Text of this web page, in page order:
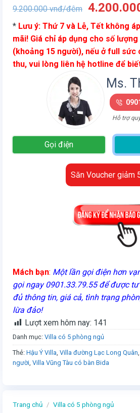
Trang chủ / Villa có 5 phòng ngủ
9.200.000vnđ/đêm
Giá
gốc
là:
vnđ/
đêm.
* Lưu ý: Thứ 7 và Lễ, Tết không
mãi! Giá chỉ áp dụng cho số
(khoảng 15 người), nếu ở full sức
thu, vui lòng liên hệ hotline để
Ms.
Hỗ trợ
Gọi điện
Săn Voucher giảm
Mách bạn: Một lần gọi điện hơn
gọi ngay 0901.33.79.55 để được
đủ thông tin, giá cả, tình trạng
lừa đảo!
Lượt xem hôm nay: 141
Danh mục: Villa có 5 phòng ngủ
Thẻ: Hậu Ý Villa Villa đường Lạc Long Quân
người Villa Vũng Tàu có bàn Bida